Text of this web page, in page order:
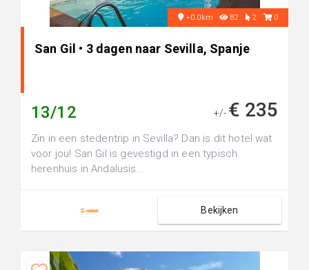
+0.0km 82 2 0
San Gil • 3 dagen naar Sevilla, Spanje
13/12 +/- € 235
Zin in een stedentrip in Sevilla? Dan is dit hotel wat
voor jou! San Gil is gevestigd in een typisch
herenhuis in Andalusis...
Bekijken